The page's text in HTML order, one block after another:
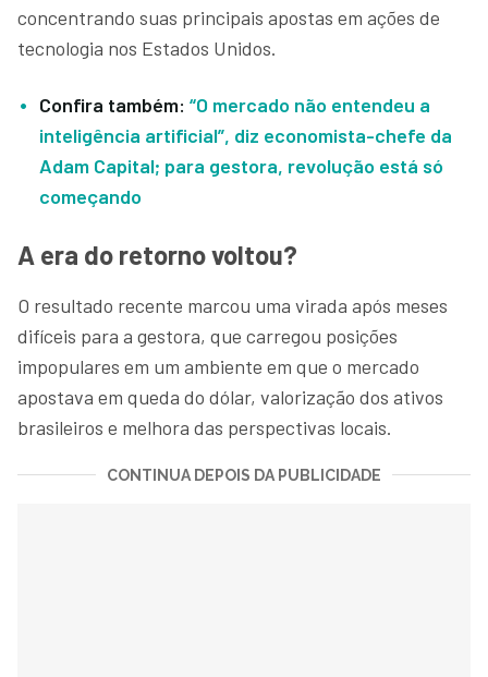
concentrando suas principais apostas em ações de
tecnologia nos Estados Unidos.
Confira também: “O mercado não entendeu a
inteligência artificial”, diz economista-chefe da
Adam Capital; para gestora, revolução está só
começando
A era do retorno voltou?
O resultado recente marcou uma virada após meses
difíceis para a gestora, que carregou posições
impopulares em um ambiente em que o mercado
apostava em queda do dólar, valorização dos ativos
brasileiros e melhora das perspectivas locais.
CONTINUA DEPOIS DA PUBLICIDADE